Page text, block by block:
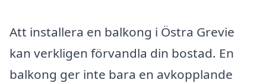
Att installera en balkong i Östra Grevie
kan verkligen förvandla din bostad. En
balkong ger inte bara en avkopplande